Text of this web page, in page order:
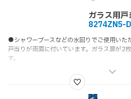
ガラス用戸
8274ZN5-D
●シャワーブースなどの水回りでご使用いた
戸当りが両面に付いています。ガラス扉が2
す。